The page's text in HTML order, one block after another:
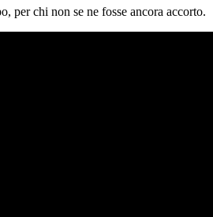
per chi non se ne fosse ancora accorto.